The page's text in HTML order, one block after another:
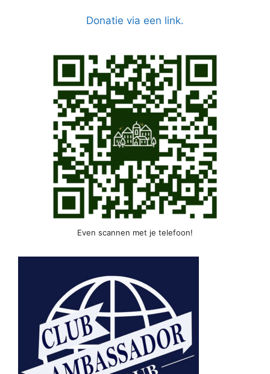
Donatie via een link.
Even scannen met je telefoon!